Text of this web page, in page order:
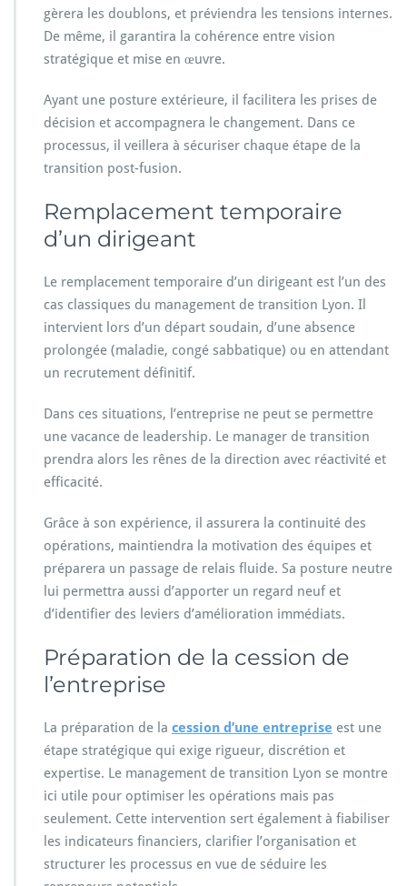
gèrera les doublons, et préviendra les tensions internes.
De même, il garantira la cohérence entre vision
stratégique et mise en œuvre.
Ayant une posture extérieure, il facilitera les prises de
décision et accompagnera le changement. Dans ce
processus, il veillera à sécuriser chaque étape de la
transition post-fusion.
Remplacement temporaire
d’un dirigeant
Le remplacement temporaire d’un dirigeant est l’un des
cas classiques du management de transition Lyon. Il
intervient lors d’un départ soudain, d’une absence
prolongée (maladie, congé sabbatique) ou en attendant
un recrutement définitif.
Dans ces situations, l’entreprise ne peut se permettre
une vacance de leadership. Le manager de transition
prendra alors les rênes de la direction avec réactivité et
efficacité.
Grâce à son expérience, il assurera la continuité des
opérations, maintiendra la motivation des équipes et
préparera un passage de relais fluide. Sa posture neutre
lui permettra aussi d’apporter un regard neuf et
d’identifier des leviers d’amélioration immédiats.
Préparation de la cession de
l’entreprise
La préparation de la cession d’une entreprise est une
étape stratégique qui exige rigueur, discrétion et
expertise. Le management de transition Lyon se montre
ici utile pour optimiser les opérations mais pas
seulement. Cette intervention sert également à fiabiliser
les indicateurs financiers, clarifier l’organisation et
structurer les processus en vue de séduire les